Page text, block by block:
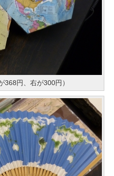
368円、右が300円）